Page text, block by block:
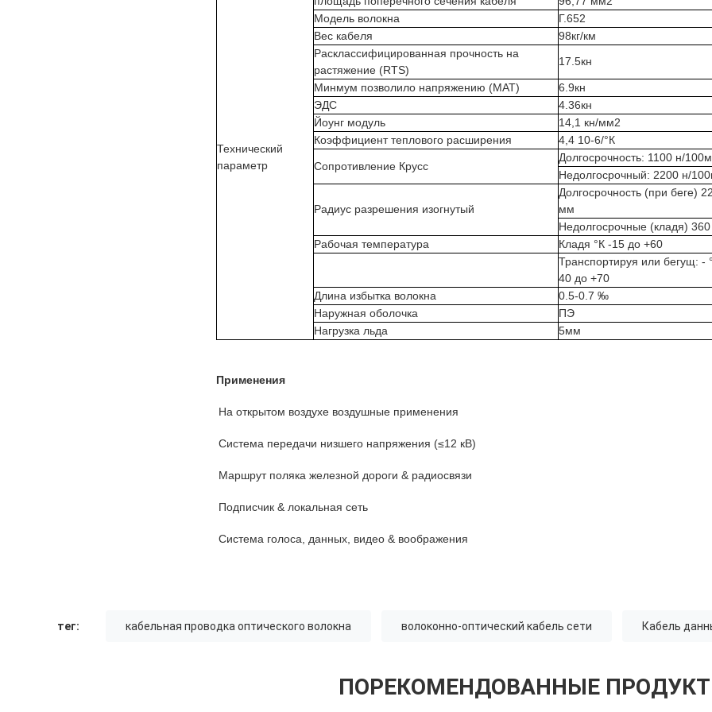
Технический
параметр
Модель волокна
Г.652
Вес кабеля
98кг/км
Расклассифицированная прочность на
растяжение (RTS)
17.5кн
Минмум позволило напряжению (MAT)
6.9кн
ЭДС
4.36кн
Йоунг модуль
14,1 кн/мм2
Коэффициент теплового расширения
4,4 10-6/°К
Сопротивление Крусс
Долгосрочность: 1100 н/
Недолгосрочный: 2200 н/
Радиус разрешения изогнутый
Долгосрочность (при беге)
мм
Недолгосрочные (кладя)
Рабочая температура
Кладя °К -15 до +60
Транспортируя или бегущ: -
40 до +70
Длина избытка волокна
0.5-0.7 ‰
Наружная оболочка
ПЭ
Нагрузка льда
5мм
Применения
На открытом воздухе воздушные применения
Система передачи низшего напряжения (≤12 кВ)
Маршрут поляка железной дороги & радиосвязи
Подписчик & локальная сеть
Система голоса, данных, видео & воображения
тег: кабельная проводка оптического волокна волоконно-оптический кабель сети Кабель
ПОРЕКОМЕНДОВАННЫЕ